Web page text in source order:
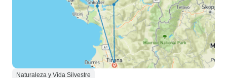
Naturaleza y Vida Silvestre